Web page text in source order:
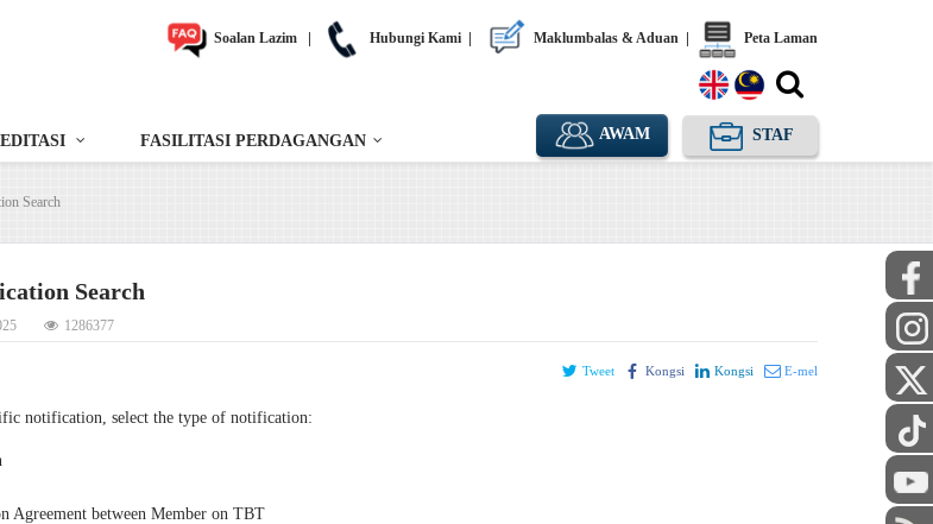
Soalan Lazim Hubungi Kami Maklumbalas & Aduan Peta Laman
FASILITASI PERDAGANGAN AWAM STAF
Search
Search
1286377
Tweet Kongsi Kongsi E-mel
notification, select the type of notification:
Agreement between Member on TBT